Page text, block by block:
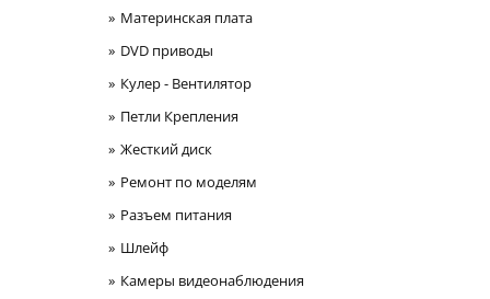
Материнская плата
DVD приводы
Кулер - Вентилятор
Петли Крепления
Жесткий диск
Ремонт по моделям
Разъем питания
Шлейф
Камеры видеонаблюдения